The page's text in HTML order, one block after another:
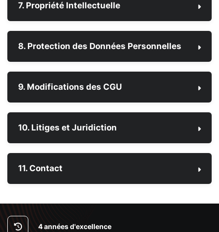
7. Propriété Intellectuelle
8. Protection des Données Personnelles
9. Modifications des CGU
10. Litiges et Juridiction
11. Contact
4 années d'excellence